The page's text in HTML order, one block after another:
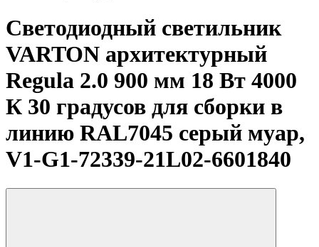
Светодиодный светильник
VARTON архитектурный
Regula 2.0 900 мм 18 Вт 4000
К 30 градусов для сборки в
линию RAL7045 серый муар,
V1-G1-72339-21L02-6601840